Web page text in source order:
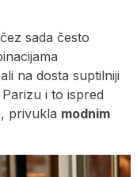
sada često
na dosta suptilniji
i to ispred
privukla modnim